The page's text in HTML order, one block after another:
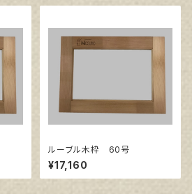
ルーブル木枠 60号
¥17,160